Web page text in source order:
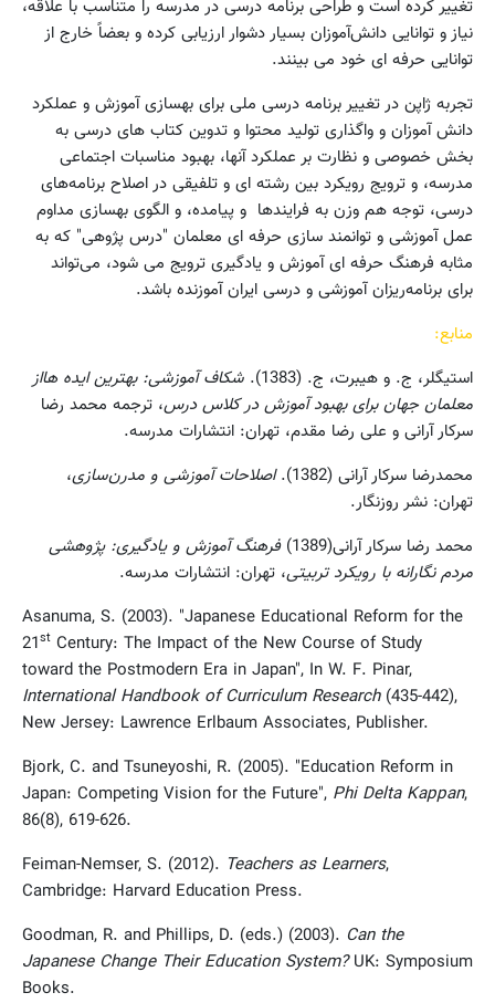
تغییر کرده‌ است‌ و طراحی‌ برنامه‌ درسی‌ در مدرسه‌ را متناسب‌ با علاقه‌،
نیاز و توانایی‌ دانش‌آموزان‌ بسیار دشوار ارزیابی‌ کرده‌ و بعضاً خارج از
توانایی حرفه ای خود می بینند.
تجربه‌ ژاپن‌ در تغییر برنامه درسی ملی برای بهسازی آموزش و عملکرد
دانش آموزان و واگذاری تولید محتوا و تدوین کتاب های درسی به
بخش خصوصی و نظارت بر عملکرد آنها، بهبود مناسبات اجتماعی
مدرسه، و ترویج رویکرد بین رشته ای و تلفیقی در اصلاح‌ برنامه‌های‌
درسی‌‌، توجه هم وزن به فرایندها و پیامده، و الگوی بهسازی مداوم
عمل آموزشی و توانمند سازی حرفه ای معلمان "درس پژوهی" که به
مثابه فرهنگ حرفه ای آموزش و یادگیری ترویج می شود، می‌تواند
برای‌ برنامه‌ریزان‌ آموزشی‌ و درسی‌ ایران‌ آموزنده‌ باشد.
منابع:
استیگلر، ج. و هیبرت، ج. (1383).
شکاف آموزشی: بهترین ایده هااز
معلمان جهان برای بهبود آموزش در کلاس درس، ترجمه محمد رضا
سرکار آرانی و علی رضا مقدم، تهران: انتشارات مدرسه.
محمدرضا سرکار آرانی (1382).
اصلاحات آموزشی و مدرن‌سازی،
تهران: نشر روزنگار.
محمد رضا سرکار آرانی(1389)
فرهنگ آموزش و یادگیری: پژوهشی
مردم نگارانه با رویکرد تربیتی، تهران: انتشارات مدرسه.
Asanuma, S. (2003). "Japanese Educational Reform for the
21st Century: The Impact of the New Course of Study
toward the Postmodern Era in Japan", In W. F. Pinar,
International Handbook of Curriculum Research(435-442),
New Jersey: Lawrence Erlbaum Associates, Publisher.
Bjork, C. and Tsuneyoshi, R. (2005). "Education Reform in
Japan: Competing Vision for the Future", Phi Delta Kappan,
86(8), 619-626.
Feiman-Nemser, S. (2012). Teachers as Learners,
Cambridge: Harvard Education Press.
Goodman, R. and Phillips, D. (eds.) (2003). Can the
Japanese Change Their Education System?UK: Symposium
Books.